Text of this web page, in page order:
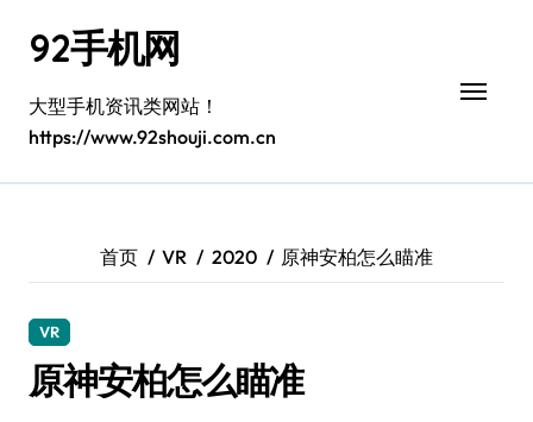
92手机网
大型手机资讯类网站！
https://www.92shouji.com.cn
首页 VR 2020 原神安柏怎么瞄准
VR
原神安柏怎么瞄准